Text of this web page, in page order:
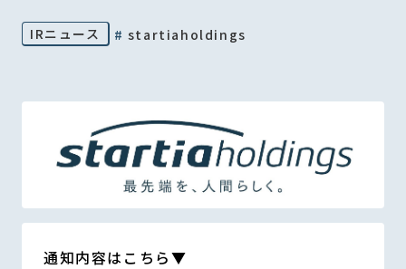
IRニュース # startiaholdings
通知内容はこちら▼